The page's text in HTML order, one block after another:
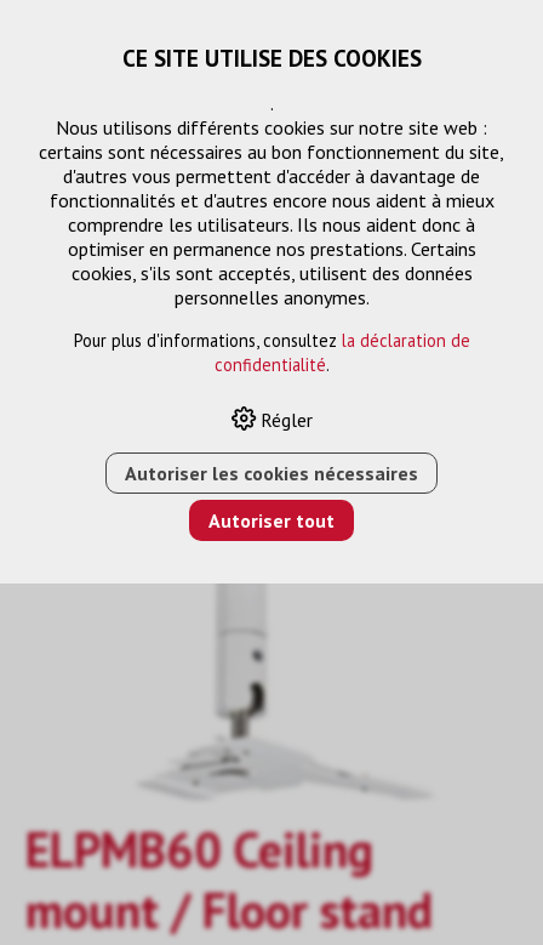
Solution de montage
SOLUTION DE MONTAGE
CEILING MOUNT / FLOOR STAND
ELPMB60 Ceiling
mount / Floor stand
CE SITE UTILISE DES COOKIES
.
Nous utilisons différents cookies sur notre site web :
certains sont nécessaires au bon fonctionnement du site,
d'autres vous permettent d'accéder à davantage de
fonctionnalités et d'autres encore nous aident à mieux
comprendre les utilisateurs. Ils nous aident donc à
optimiser en permanence nos prestations. Certains
cookies, s'ils sont acceptés, utilisent des données
personnelles anonymes.
Pour plus d'informations, consultez la déclaration de
confidentialité.
Régler
Autoriser les cookies nécessaires
Autoriser tout